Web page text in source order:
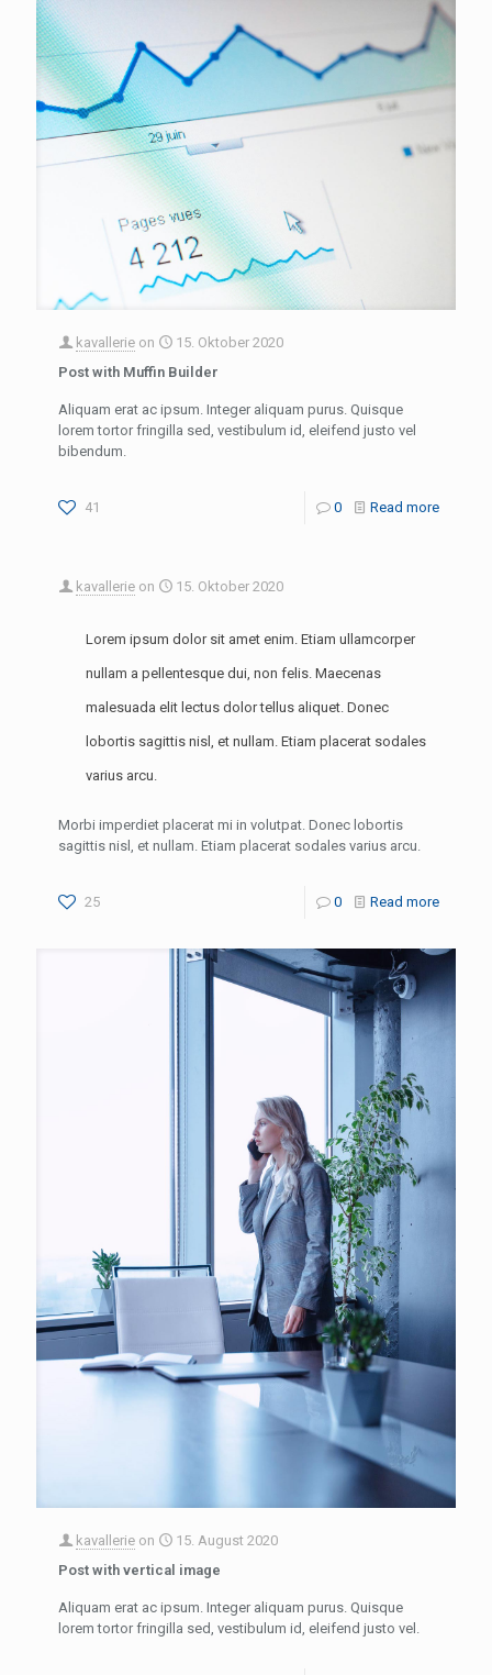
kavallerie on
15. Oktober 2020
Post with Muffin Builder
Aliquam erat ac ipsum. Integer aliquam purus. Quisque
lorem tortor fringilla sed, vestibulum id, eleifend justo vel
bibendum.
41 0 Read more
kavallerie on 15. Oktober 2020
Lorem ipsum dolor sit amet enim. Etiam ullamcorper
nullam a pellentesque dui, non felis. Maecenas
malesuada elit lectus dolor tellus aliquet. Donec
lobortis sagittis nisl, et nullam. Etiam placerat sodales
varius arcu.
Morbi imperdiet placerat mi in volutpat. Donec lobortis
sagittis nisl, et nullam. Etiam placerat sodales varius arcu.
25 0 Read more
kavallerie on
15. August 2020
Post with vertical image
Aliquam erat ac ipsum. Integer aliquam purus. Quisque
lorem tortor fringilla sed, vestibulum id, eleifend justo vel.